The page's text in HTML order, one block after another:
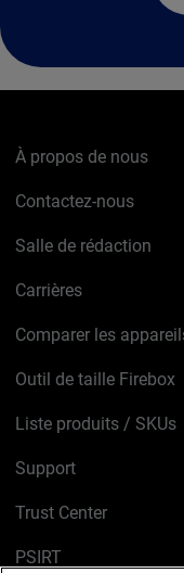
À propos de nous
Contactez-nous
Salle de rédaction
Carrières
Comparer les
Outil de taille Firebox
Liste produits / SKUs
Support
Trust Center
PSIRT